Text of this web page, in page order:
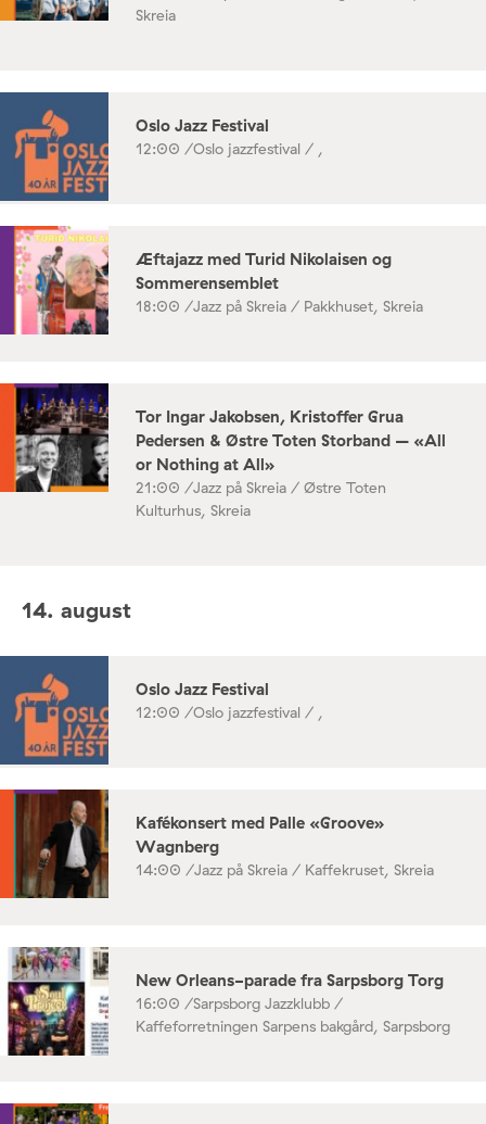
Skreia
Oslo Jazz Festival
12:00 /Oslo jazzfestival / ,
Æftajazz med Turid Nikolaisen og
Sommerensemblet
18:00 /Jazz på Skreia / Pakkhuset, Skreia
Tor Ingar Jakobsen, Kristoffer Grua
Pedersen & Østre Toten Storband – «All
or Nothing at All»
21:00 /Jazz på Skreia / Østre Toten
Kulturhus, Skreia
14. august
Oslo Jazz Festival
12:00 /Oslo jazzfestival / ,
Kafékonsert med Palle «Groove»
Wagnberg
14:00 /Jazz på Skreia / Kaffekruset, Skreia
New Orleans-parade fra Sarpsborg Torg
16:00 /Sarpsborg Jazzklubb /
Kaffeforretningen Sarpens bakgård, Sarpsborg